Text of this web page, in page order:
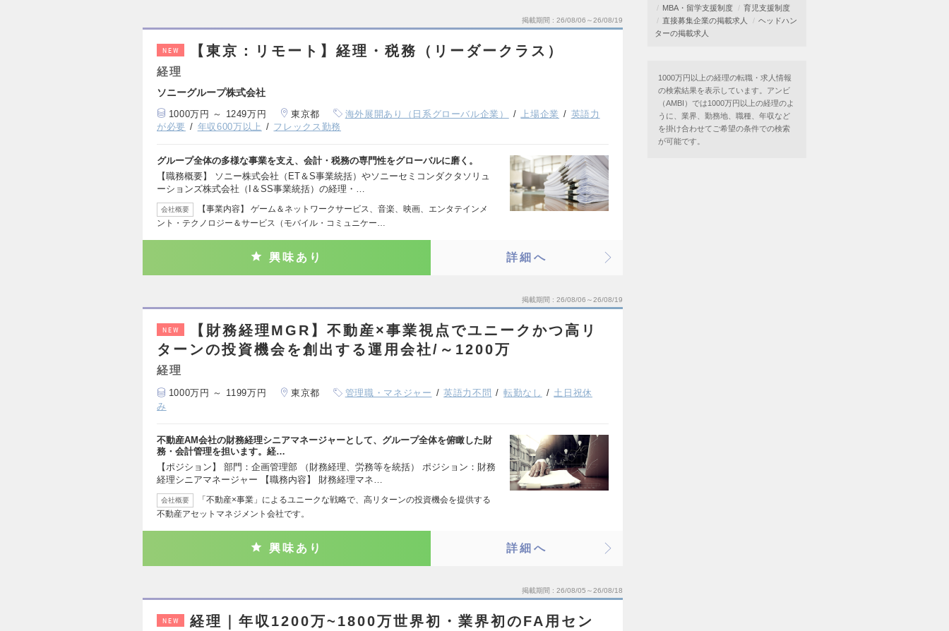
掲載期間 26/08/06～26/08/19
NEW 【東京：リモート】経理・税務（リーダークラス）
経理
ソニーグループ株式会社
1000万円 ～ 1249万円 東京都 海外展開あり（日系グローバル企業） 上場企業
英語力
が必要
年収600万以上 フレックス勤務
グループ全体の多様な事業を支え、会計・税務の専門性をグローバルに磨く。
【職務概要】 ソニー株式会社（ET＆S事業統括）やソニーセミコンダクタソリュ
ーションズ株式会社（I＆SS事業統括）の経理・…
会社概要
【事業内容】 ゲーム＆ネットワークサービス、音楽、映画、エンタテインメ
ント・テクノロジー＆サービス（モバイル・コミュニケー…
興味あり 詳細へ
掲載期間 26/08/06～26/08/19
NEW
【財務経理MGR】不動産×事業視点でユニークかつ高リ
ターンの投資機会を創出する運用会社/～1200万
経理
1000万円 ～ 1199万円 東京都 管理職・マネジャー 英語力不問 転勤なし
土日祝休
み
不動産AM会社の財務経理シニアマネージャーとして、グループ全体を俯瞰した財
務・会計管理を担います。経…
【ポジション】 部門：企画管理部 （財務経理、労務等を統括） ポジション：財務
経理シニアマネージャー 【職務内容】 財務経理マネ…
会社概要
「不動産×事業」によるユニークな戦略で、高リターンの投資機会を提供する
不動産アセットマネジメント会社です。
興味あり 詳細へ
掲載期間 26/08/05～26/08/18
NEW
経理｜年収1200万~1800万世界初・業界初のFA用セン
MBA・留学支援制度
育児支援制度
直接募集企業の掲載求人
ヘッドハン
ターの掲載求人
1000万円以上の経理の転職・求人情報
の検索結果を表示しています。アンビ
（AMBI）では1000万円以上の経理のよ
うに、業界、勤務地、職種、年収など
を掛け合わせてご希望の条件での検索
が可能です。